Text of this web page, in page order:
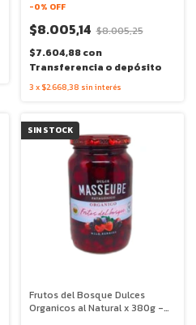
-0% OFF
$8.005,14 $8.005,25
$7.604,88con
Transferencia o depósito
3 x $2.668,38 sin interés
SIN STOCK
Frutos del Bosque Dulces
Organicos al Natural x 380g -